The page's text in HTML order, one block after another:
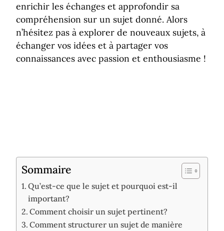
enrichir les échanges et approfondir sa
compréhension sur un sujet donné. Alors
n’hésitez pas à explorer de nouveaux sujets, à
échanger vos idées et à partager vos
connaissances avec passion et enthousiasme !
Sommaire
Qu’est-ce que le sujet et pourquoi est-il
important?
Comment choisir un sujet pertinent?
Comment structurer un sujet de manière